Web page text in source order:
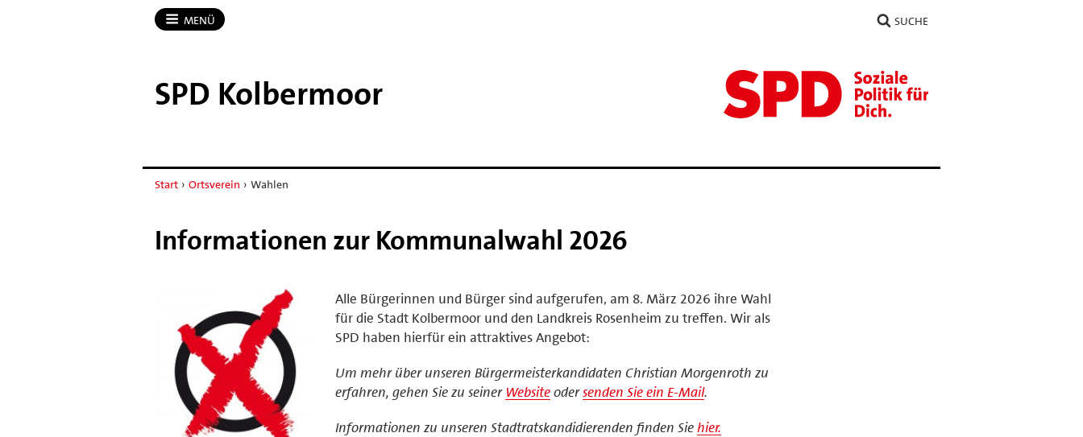
MENÜ SUCHE
SPD Kolbermoor
Start › Ortsverein › Wahlen
Informationen zur Kommunalwahl 2026
Alle Bürgerinnen und Bürger sind aufgerufen, am 8. März 2026 ihre Wahl
für die Stadt Kolbermoor und den Landkreis Rosenheim zu treffen. Wir als
SPD haben hierfür ein attraktives Angebot:
Um mehr über unseren Bürgermeisterkandidaten Christian Morgenroth zu
erfahren, gehen Sie zu seiner Websiteodersenden Sie ein E-Mail.
Informationen zu unseren Stadtratskandidierenden finden Siehier.